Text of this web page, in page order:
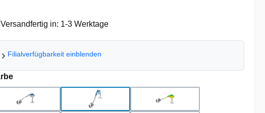
Versandfertig in: 1-3 Werktage
Filialverfügbarkeit einblenden
auswählen
Black Silver Firetiger